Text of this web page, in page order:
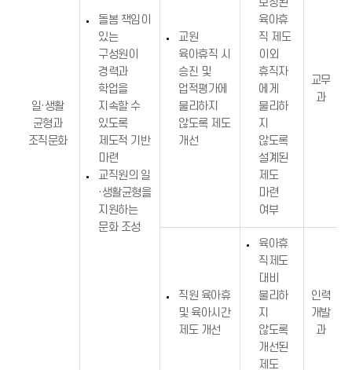
일·생활
균형과
조직문화
돌봄 책임이
있는
구성원이
경력과
학업을
지속할 수
있도록
제도적 기반
마련
교직원의 일
·생활균형을
지원하는
문화 조성
교원
육아휴직 시
승진 및
업적평가에
불리하지
않도록 제도
개선
보장된
육아휴
직 제도
이외
휴직자
에게
불리하
지
않도록
설계된
제도
마련
여부
교무
과
직원 육아휴
및 육아시간
제도 개선
육아휴
직제도
대비
불리하
지
않도록
개선된
제도
인력
개발
과